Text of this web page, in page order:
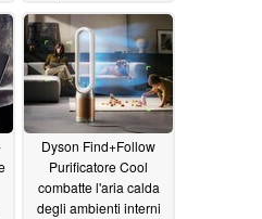
05/28/2026
Dyson Find+Follow
Purificatore Cool
combatte l'aria calda
degli ambienti interni